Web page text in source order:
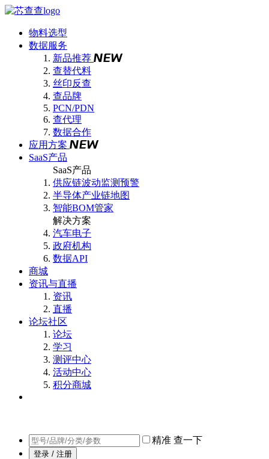
物料选型
数据服务
新品推荐
查替代料
丝印反查
查品牌
PCN/PDN
查代理
数据合作
应用方案
SaaS产品
SaaS产品
供应链波动监测预警
半导体产业链地图
智能BOM管家
解决方案
汽车电子
政府机构
数据API
商城
资讯与直播
资讯
直播
论坛社区
论坛
学习
测评中心
活动中心
积分商城
精准 查一下
登录 / 注册